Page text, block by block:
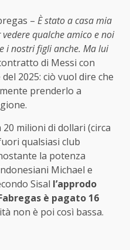
– È stato a casa mia
qualche amico e noi
i nostri figli anche. Ma lui
di Messi con
2025: ciò vuol dire che
prenderlo a
milioni di dollari (circa
qualsiasi club
la potenza
Michael e
Sisal l’approdo
è pagato 16
non è poi così bassa.